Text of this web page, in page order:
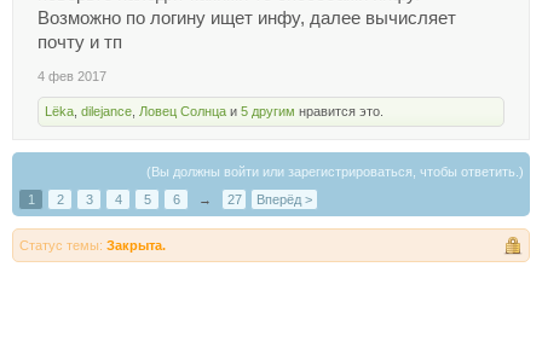
Возможно по логину ищет инфу, далее вычисляет
почту и тп
4 фев 2017
Lёka dilejance Ловец Солнца и 5 другим нравится это.
(Вы должны войти или зарегистрироваться, чтобы ответить.)
1
2 3 4 5 6 → 27 Вперёд >
Статус темы: Закрыта.